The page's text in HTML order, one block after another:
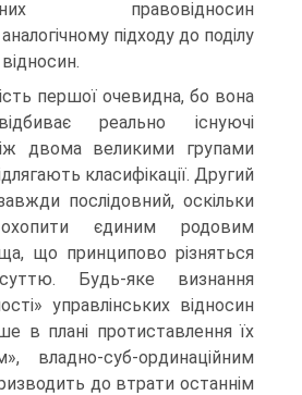
правовідносин
підходу до поділу
першої очевидна, бо вона
реально існуючі
двома великими групами
класифікації. Другий
послідовний, оскільки
єдиним родовим
що принципово різняться
Будь-яке визнання
управлінських відносин
в плані протиставлення їх
владно-суб-ординаційним
до втрати останнім